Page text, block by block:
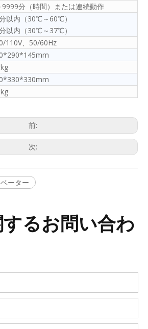
9999分（時間）または連続動作
以内（30℃～60℃）
以内（30℃～37℃）
110V、50/60Hz
前:
次:
ーター
るお問い合わ